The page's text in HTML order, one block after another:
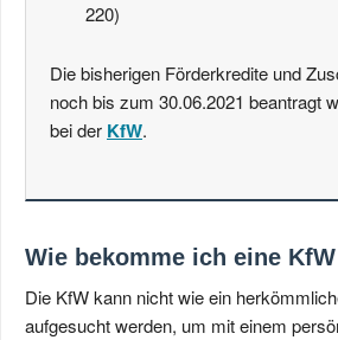
220)
Die bisherigen Förderkredite und
noch bis zum 30.06.2021 beantragt
bei der KfW.
Wie bekomme ich eine
Die KfW kann nicht wie ein
aufgesucht werden, um mit einem